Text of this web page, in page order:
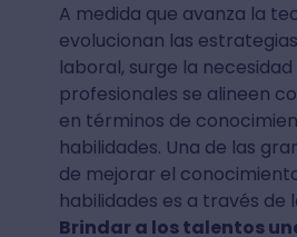
A medida que avanza la
evolucionan las
laboral, surge la necesidad
profesionales se alineen
en términos de
habilidades. Una de las
de mejorar el
habilidades es a través de
Brindar a los talentos